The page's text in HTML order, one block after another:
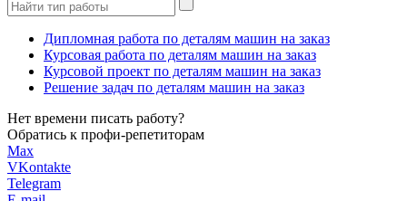
Дипломная работа по деталям машин на заказ
Курсовая работа по деталям машин на заказ
Курсовой проект по деталям машин на заказ
Решение задач по деталям машин на заказ
Нет времени писать работу?
Обратись к профи-репетиторам
Max
VKontakte
Telegram